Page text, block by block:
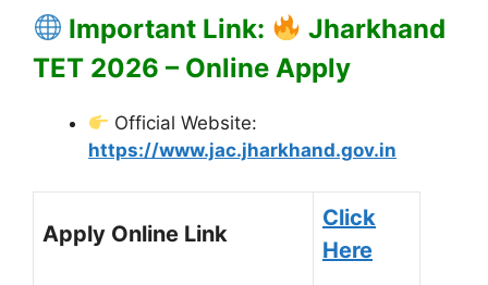
Important Link:
Jharkhand
TET 2026 – Online Apply
Official Website:
https://www.jac.jharkhand.gov.in
Apply Online Link
Click
Here